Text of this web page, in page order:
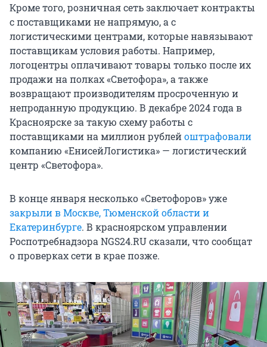
Кроме того, розничная сеть заключает контракты
с поставщиками не напрямую, а с
логистическими центрами, которые навязывают
поставщикам условия работы. Например,
логоцентры оплачивают товары только после их
продажи на полках «Светофора», а также
возвращают производителям просроченную и
непроданную продукцию. В декабре 2024 года в
Красноярске за такую схему работы с
поставщиками на миллион рублейоштрафовали
компанию «ЕнисейЛогистика» — логистический
центр «Светофора».
В конце января несколько «Светофоров» уже
закрыли в Москве, Тюменской области и
Екатеринбурге. В красноярском управлении
Роспотребнадзора NGS24.RU сказали, что сообщат
о проверках сети в крае позже.